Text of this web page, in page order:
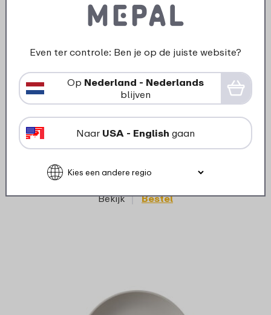
Nordic white
8
Bekijk Bestel
›
Even ter controle: Ben je op de juiste website?
Op Nederland - Nederlands
blijven
Naar USA - English gaan